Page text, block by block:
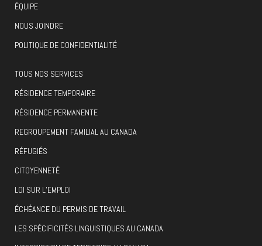
ÉQUIPE
NOUS JOINDRE
POLITIQUE DE CONFIDENTIALITÉ
TOUS NOS SERVICES
RÉSIDENCE TEMPORAIRE
RÉSIDENCE PERMANENTE
REGROUPEMENT FAMILIAL AU CANADA
RÉFUGIÉS
CITOYENNETÉ
LOI SUR L’EMPLOI
ÉCHÉANCE DU PERMIS DE TRAVAIL
LES SPÉCIFICITÉS LINGUISTIQUES AU CANADA